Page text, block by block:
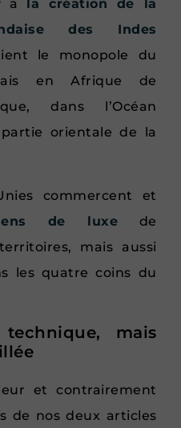
a
la création de la
des Indes
le monopole du
en Afrique de
dans l’Océan
orientale de la
commercent et
de luxe de
mais aussi
les quatre coins du
mais
et contrairement
de nos deux articles